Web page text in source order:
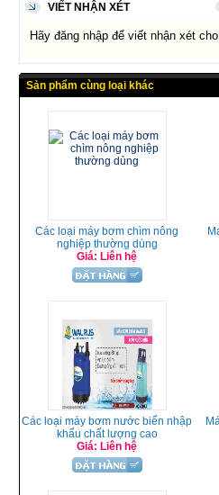
VIẾT NHẬN XÉT
Hãy đăng nhập để viết nhận xét
Sản phẩm cùng loại khác
Các loại máy bơm chìm nông
nghiệp thường dùng
Giá: Liên hệ
Các loại máy bơm nước biển nhập
khẩu chất lượng cao
Giá: Liên hệ